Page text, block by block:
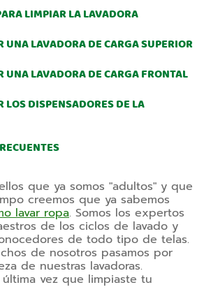
LIMPIAR LA LAVADORA
UNA LAVADORA DE CARGA SUPERIOR
UNA LAVADORA DE CARGA FRONTAL
LOS DISPENSADORES DE LA
que ya somos "adultos" y que
creemos que ya sabemos
lavar ropa. Somos los expertos
de los ciclos de lavado y
de todo tipo de telas.
de nosotros pasamos por
de nuestras lavadoras.
vez que limpiaste tu